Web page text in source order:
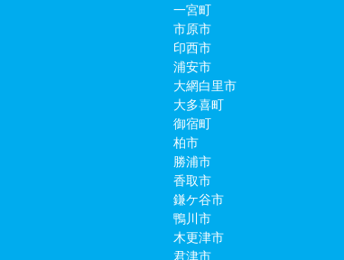
一宮町
市原市
印西市
浦安市
大網白里市
大多喜町
御宿町
柏市
勝浦市
香取市
鎌ケ谷市
鴨川市
木更津市
君津市